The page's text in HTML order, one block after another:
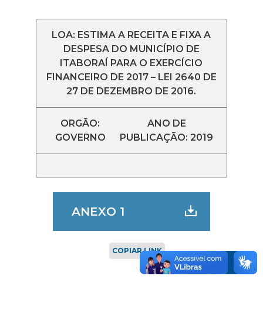
LOA: ESTIMA A RECEITA E FIXA A
DESPESA DO MUNICÍPIO DE
ITABORAÍ PARA O EXERCÍCIO
FINANCEIRO DE 2017 – LEI 2640 DE
27 DE DEZEMBRO DE 2016.
ORGÃO:
GOVERNO
ANO DE
PUBLICAÇÃO: 2019
ANEXO 1
COPIAR LINK